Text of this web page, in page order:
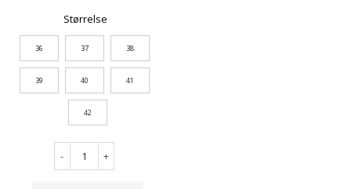
Størrelse
36 37 38
39 40 41
42
- +